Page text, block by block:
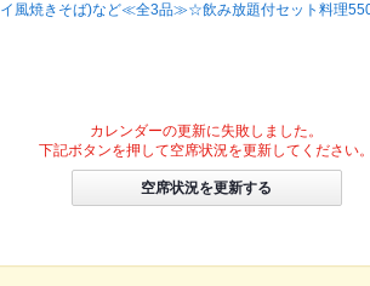
イ風焼きそば)など≪全3品≫☆飲み放題付セット料理
カレンダーの更新に失敗しました。
下記ボタンを押して空席状況を更新してください。
空席状況を更新する